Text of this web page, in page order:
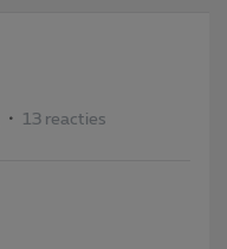
13 reacties